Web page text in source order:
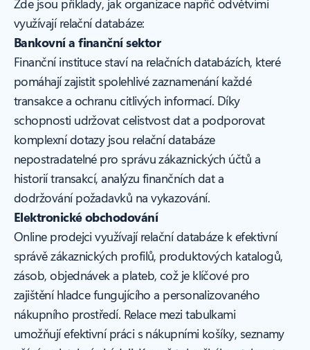
Zde jsou příklady, jak organizace napříč odvětvími
využívají relační databáze:
Bankovní a finanční sektor
Finanční instituce staví na relačních databázích, které
pomáhají zajistit spolehlivé zaznamenání každé
transakce a ochranu citlivých informací. Díky
schopnosti udržovat celistvost dat a podporovat
komplexní dotazy jsou relační databáze
nepostradatelné pro správu zákaznických účtů a
historií transakcí, analýzu finančních dat a
dodržování požadavků na vykazování.
Elektronické obchodování
Online prodejci využívají relační databáze k efektivní
správě zákaznických profilů, produktových katalogů,
zásob, objednávek a plateb, což je klíčové pro
zajištění hladce fungujícího a personalizovaného
nákupního prostředí. Relace mezi tabulkami
umožňují efektivní práci s nákupními košíky, seznamy